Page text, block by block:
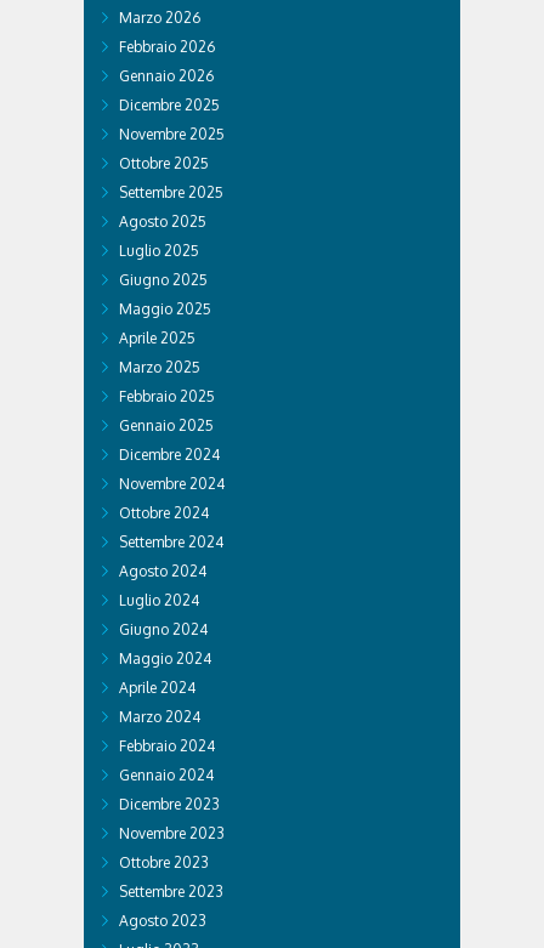
Marzo 2026
Febbraio 2026
Gennaio 2026
Dicembre 2025
Novembre 2025
Ottobre 2025
Settembre 2025
Agosto 2025
Luglio 2025
Giugno 2025
Maggio 2025
Aprile 2025
Marzo 2025
Febbraio 2025
Gennaio 2025
Dicembre 2024
Novembre 2024
Ottobre 2024
Settembre 2024
Agosto 2024
Luglio 2024
Giugno 2024
Maggio 2024
Aprile 2024
Marzo 2024
Febbraio 2024
Gennaio 2024
Dicembre 2023
Novembre 2023
Ottobre 2023
Settembre 2023
Agosto 2023